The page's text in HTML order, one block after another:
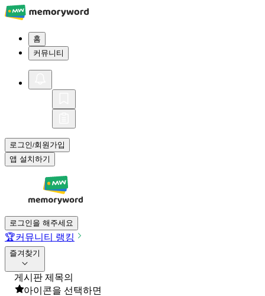
홈
커뮤니티
로그인/회원가입
앱 설치하기
로그인을 해주세요
🏆커뮤니티 랭킹
즐겨찾기
게시판 제목의
아이콘을 선택하면